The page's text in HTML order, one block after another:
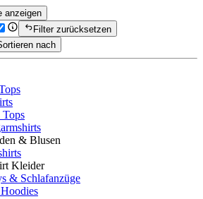
anzeigen
Filter zurücksetzen
nach
Tops
& Blusen
Kleider
& Schlafanzüge